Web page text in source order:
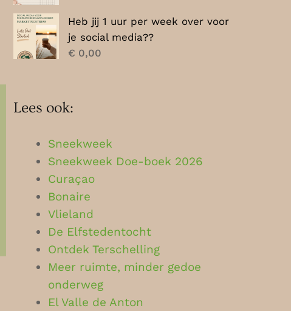
Heb jij 1 uur per week over voor
je social media??
€ 0,00
Lees ook:
Sneekweek
Sneekweek Doe-boek 2026
Curaçao
Bonaire
Vlieland
De Elfstedentocht
Ontdek Terschelling
Meer ruimte, minder gedoe
onderweg
El Valle de Anton